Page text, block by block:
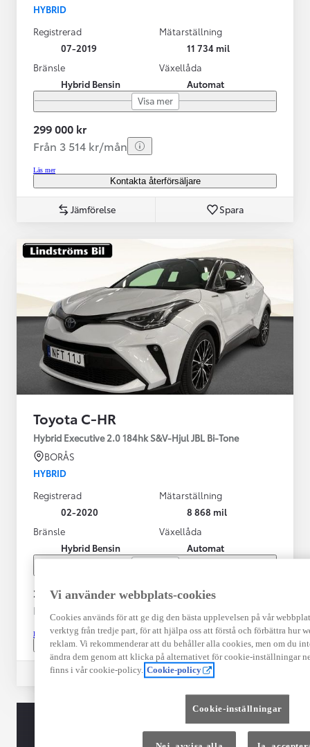
HYBRID
Registrerad
07-2019
Mätarställning
11 734 mil
Bränsle
Hybrid Bensin
Växellåda
Automat
Visa mer
299 000 kr
Från 3 514 kr/mån
Läs mer
Kontakta återförsäljare
Jämförelse Spara
Toyota C-HR
Hybrid Executive 2.0 184hk S&V-Hjul JBL Bi-Tone
BORÅS
HYBRID
Registrerad
02-2020
Mätarställning
8 868 mil
Bränsle
Hybrid Bensin
Växellåda
Automat
269 000 kr
Från 3 230 kr/mån
Läs mer
Kontakta återförsäljare
Jämförelse
Vi använder webbplats-cookies
Cookies används för att ge dig den bästa upplevelsen på vår
verktyg från tredje part, för att hjälpa oss att förstå och förbättra hur
reklam. Vi rekommenderar att du behåller alla cookies, men om du
ändra dem genom att klicka på alternativet för cookie-inställningar
finns i vår cookie-policy. Cookie-policy
Cookie-inställningar